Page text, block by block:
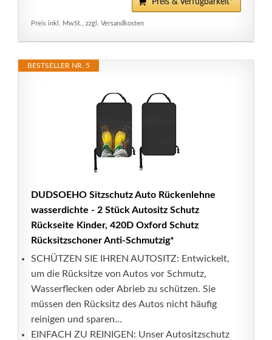
Preis & Verfügbarkeit*
Preis inkl. MwSt., zzgl. Versandkosten
BESTSELLER NR. 5
DUDSOEHO Sitzschutz Auto Rückenlehne
wasserdichte - 2 Stück Autositz Schutz
Rückseite Kinder, 420D Oxford Schutz
Rücksitzschoner Anti-Schmutzig*
SCHÜTZEN SIE IHREN AUTOSITZ: Entwickelt,
um die Rücksitze von Autos vor Schmutz,
Wasserflecken oder Abrieb zu schützen. Sie
müssen den Rücksitz des Autos nicht häufig
reinigen und sparen...
EINFACH ZU REINIGEN: Unser Autositzschutz